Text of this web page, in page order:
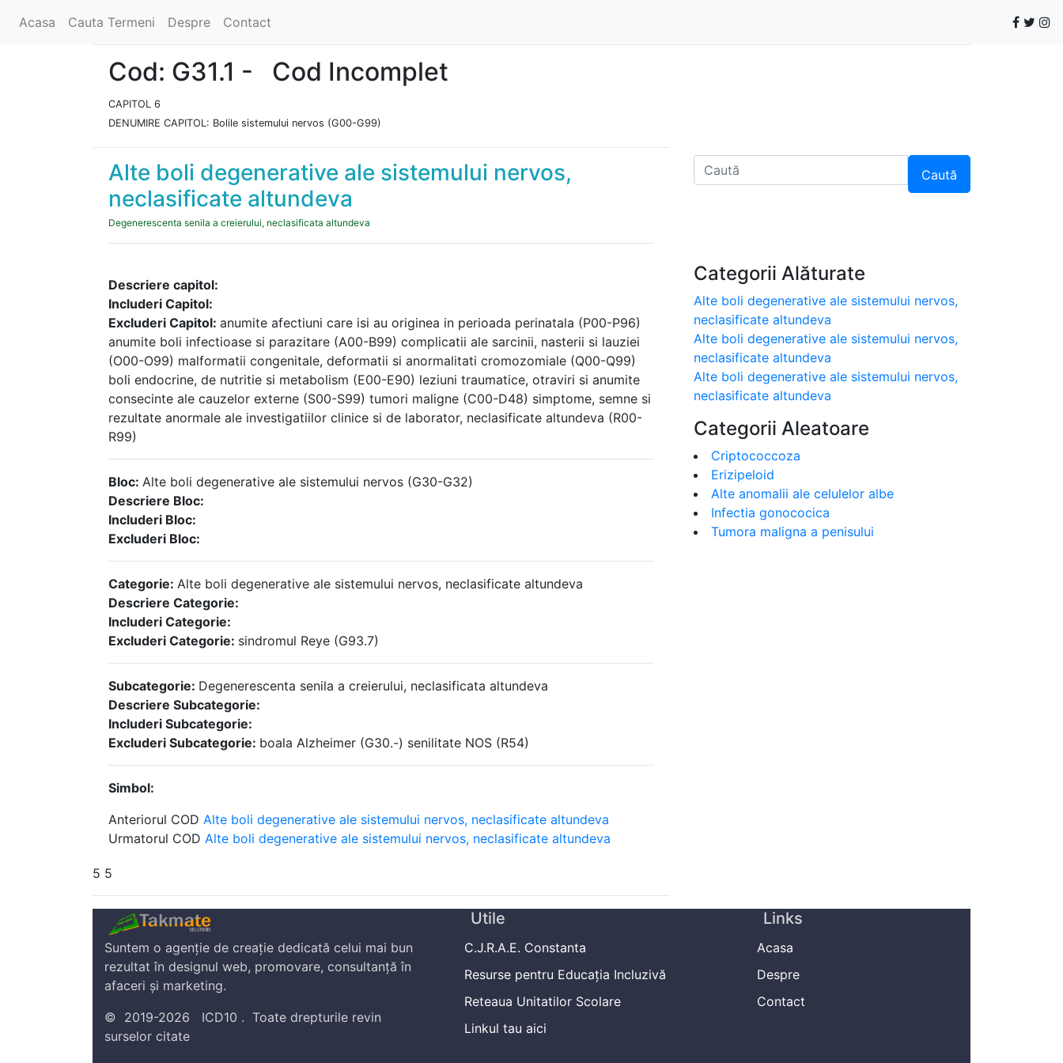
Acasa Cauta Termeni Despre Contact
Cod: G31.1 - Cod Incomplet
CAPITOL 6
DENUMIRE CAPITOL: Bolile sistemului nervos (G00-G99)
Alte boli degenerative ale sistemului nervos,
neclasificate altundeva
Degenerescenta senila a creierului, neclasificata altundeva
Descriere capitol:
Includeri Capitol:
Excluderi Capitol: anumite afectiuni care isi au originea in perioada perinatala (P00-P96)
anumite boli infectioase si parazitare (A00-B99) complicatii ale sarcinii, nasterii si lauziei
(O00-O99) malformatii congenitale, deformatii si anormalitati cromozomiale (Q00-Q99)
boli endocrine, de nutritie si metabolism (E00-E90) leziuni traumatice, otraviri si anumite
consecinte ale cauzelor externe (S00-S99) tumori maligne (C00-D48) simptome, semne si
rezultate anormale ale investigatiilor clinice si de laborator, neclasificate altundeva (R00-
R99)
Bloc: Alte boli degenerative ale sistemului nervos (G30-G32)
Descriere Bloc:
Includeri Bloc:
Excluderi Bloc:
Categorie: Alte boli degenerative ale sistemului nervos, neclasificate altundeva
Descriere Categorie:
Includeri Categorie:
Excluderi Categorie: sindromul Reye (G93.7)
Subcategorie: Degenerescenta senila a creierului, neclasificata altundeva
Descriere Subcategorie:
Includeri Subcategorie:
Excluderi Subcategorie: boala Alzheimer (G30.-) senilitate NOS (R54)
Simbol:
Anteriorul COD Alte boli degenerative ale sistemului nervos, neclasificate altundeva
Urmatorul COD Alte boli degenerative ale sistemului nervos, neclasificate altundeva
5 5
Caută
Categorii Alăturate
Alte boli degenerative ale sistemului nervos,
neclasificate altundeva
Alte boli degenerative ale sistemului nervos,
neclasificate altundeva
Alte boli degenerative ale sistemului nervos,
neclasificate altundeva
Categorii Aleatoare
Criptococcoza
Erizipeloid
Alte anomalii ale celulelor albe
Infectia gonococica
Tumora maligna a penisului
Suntem o agenție de creație dedicată celui mai bun
rezultat în designul web, promovare, consultanță în
afaceri și marketing.
© 2019-2026 ICD10 . Toate drepturile revin
surselor citate
Utile
C.J.R.A.E. Constanta
Resurse pentru Educația Incluzivă
Reteaua Unitatilor Scolare
Linkul tau aici
Links
Acasa
Despre
Contact